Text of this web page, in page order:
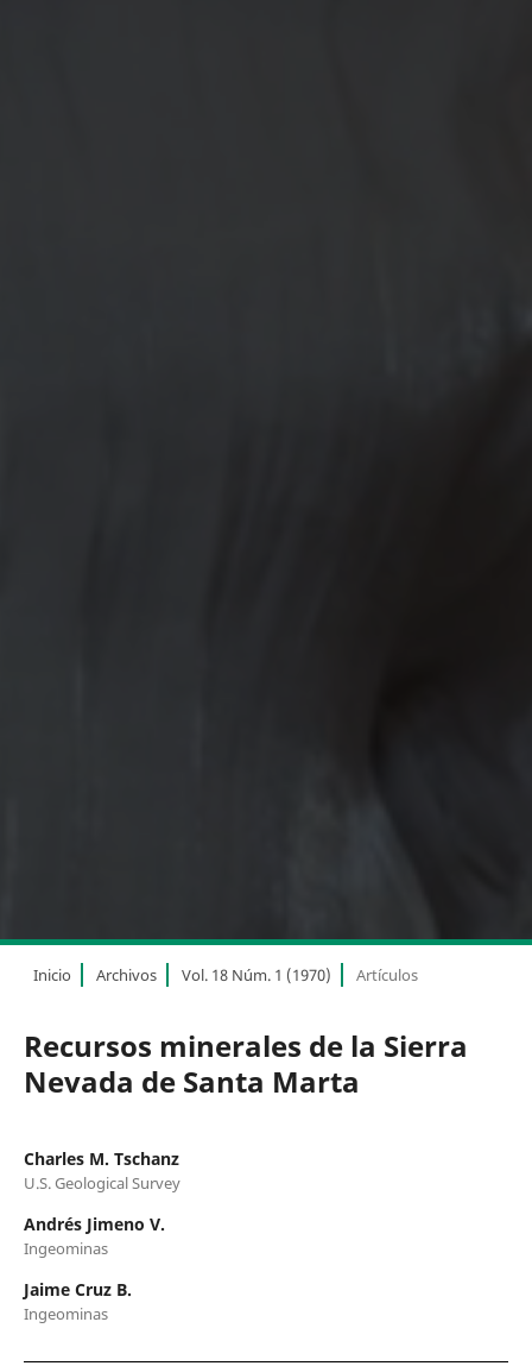
Inicio Archivos Vol. 18 Núm. 1 (1970) Artículos
Recursos minerales de la Sierra
Nevada de Santa Marta
Charles M. Tschanz
U.S. Geological Survey
Andrés Jimeno V.
Ingeominas
Jaime Cruz B.
Ingeominas